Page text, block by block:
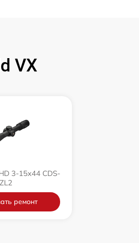
VX
3-15x44 CDS-
ZL2
ремонт